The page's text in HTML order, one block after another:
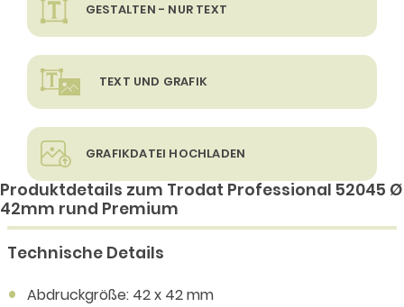
GESTALTEN - NUR TEXT
TEXT UND GRAFIK
GRAFIKDATEI HOCHLADEN
Produktdetails zum Trodat Professional 52045 Ø
42mm rund Premium
Technische Details
Abdruckgröße: 42 x 42 mm